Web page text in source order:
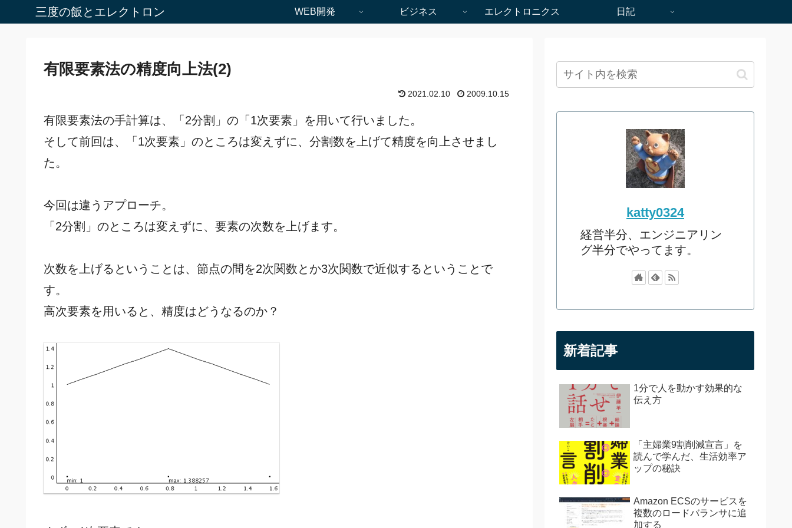
三度の飯とエレクトロン WEB開発 ビジネス エレクトロニクス 日記
有限要素法の精度向上法(2)
2021.02.10 2009.10.15
有限要素法の手計算は、「2分割」の「1次要素」を用いて行いました。
そして前回は、「1次要素」のところは変えずに、分割数を上げて精度を向上させまし
た。
今回は違うアプローチ。
「2分割」のところは変えずに、要素の次数を上げます。
次数を上げるということは、節点の間を2次関数とか3次関数で近似するということで
す。
高次要素を用いると、精度はどうなるのか？
katty0324
経営半分、エンジニアリン
グ半分でやってます。
新着記事
1分で人を動かす効果的な
伝え方
「主婦業9割削減宣言」を
読んで学んだ、生活効率ア
ップの秘訣
Amazon ECSのサービスを
複数のロードバランサに追
加する